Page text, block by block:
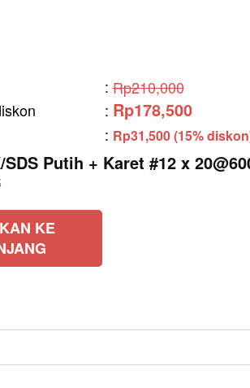
: Rp210,000
: Rp178,500
: Rp31,500 (15%
SDS Putih + Karet #12 x
KE